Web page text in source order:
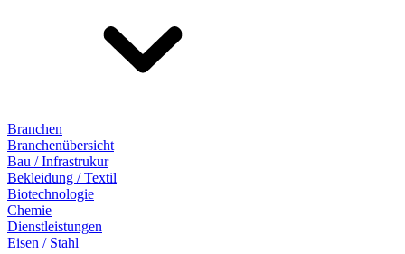
Branchen
Branchenübersicht
Bau / Infrastrukur
Bekleidung / Textil
Biotechnologie
Chemie
Dienstleistungen
Eisen / Stahl